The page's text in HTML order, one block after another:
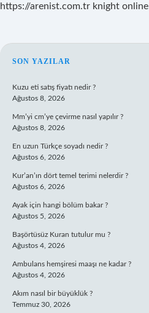
https://arenist.com.tr knight online
SIDEBAR
SON YAZILAR
Kuzu eti satış fiyatı nedir ?
Ağustos 8, 2026
Mm’yi cm’ye çevirme nasıl yapılır ?
Ağustos 8, 2026
En uzun Türkçe soyadı nedir ?
Ağustos 6, 2026
Kur’an’ın dört temel terimi nelerdir ?
Ağustos 6, 2026
Ayak için hangi bölüm bakar ?
Ağustos 5, 2026
Başörtüsüz Kuran tutulur mu ?
Ağustos 4, 2026
Ambulans hemşiresi maaşı ne kadar ?
Ağustos 4, 2026
Akım nasıl bir büyüklük ?
Temmuz 30, 2026